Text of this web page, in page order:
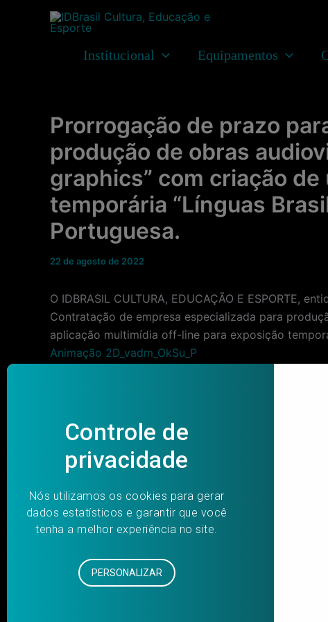
Institucional Equipamentos
Prorrogação de prazo
produção de obras
graphics” com criação
temporária “Línguas
Portuguesa.
22 de agosto de 2022
O IDBRASIL CULTURA, EDUCAÇÃO E ESPORTE,
Contratação de empresa especializada para
aplicação multimídia off-line para exposição
Animação 2D_vadm_OkSu_P
Informamos que o processo de contratação em
navigation